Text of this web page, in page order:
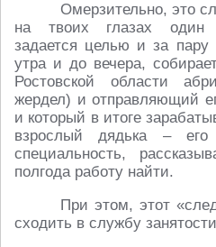
Омерзительно, это
на твоих глазах один
задается целью и за
утра и до вечера,
Ростовской области
жердел) и отправляющий
и который в итоге
взрослый дядька –
специальность,
полгода работу найти.
При этом, этот
сходить в службу